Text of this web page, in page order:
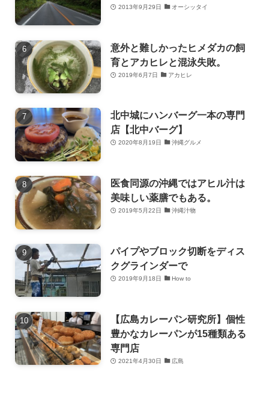
2013年9月29日 オーシッタイ
意外と難しかったヒメダカの飼
育とアカヒレと混泳失敗。
2019年6月7日 アカヒレ
北中城にハンバーグ一本の専門
店【北中バーグ】
2020年8月19日 沖縄グルメ
医食同源の沖縄ではアヒル汁は
美味しい薬膳でもある。
2019年5月22日 沖縄汁物
パイプやブロック切断をディス
クグラインダーで
2019年9月18日 How to
【広島カレーパン研究所】個性
豊かなカレーパンが15種類ある
専門店
2021年4月30日 広島